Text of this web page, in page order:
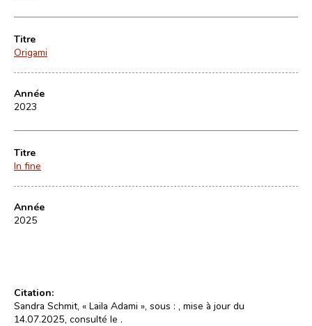
Titre
Origami
Année
2023
Titre
In fine
Année
2025
Citation:
Sandra Schmit, « Laila Adami », sous : , mise à jour du
14.07.2025, consulté le .